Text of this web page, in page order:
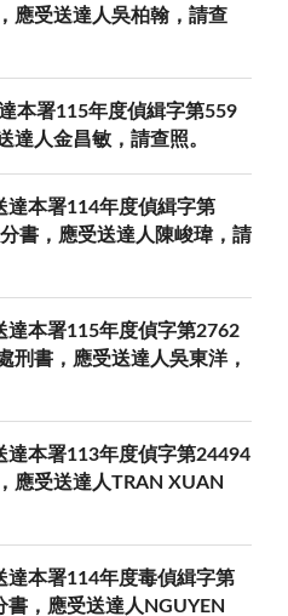
應受送達人吳柏翰，請查
本署115年度偵緝字第559
達人金昌敏，請查照。
達本署114年度偵緝字第
書，應受送達人陳峻瑋，請
達本署115年度偵字第2762
刑書，應受送達人吳東洋，
達本署113年度偵字第24494
應受送達人TRAN XUAN
達本署114年度毒偵緝字第
書，應受送達人NGUYEN